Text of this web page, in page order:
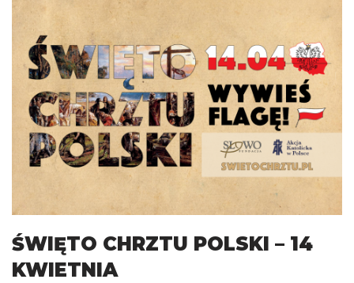
ŚWIĘTO CHRZTU POLSKI – 14
KWIETNIA